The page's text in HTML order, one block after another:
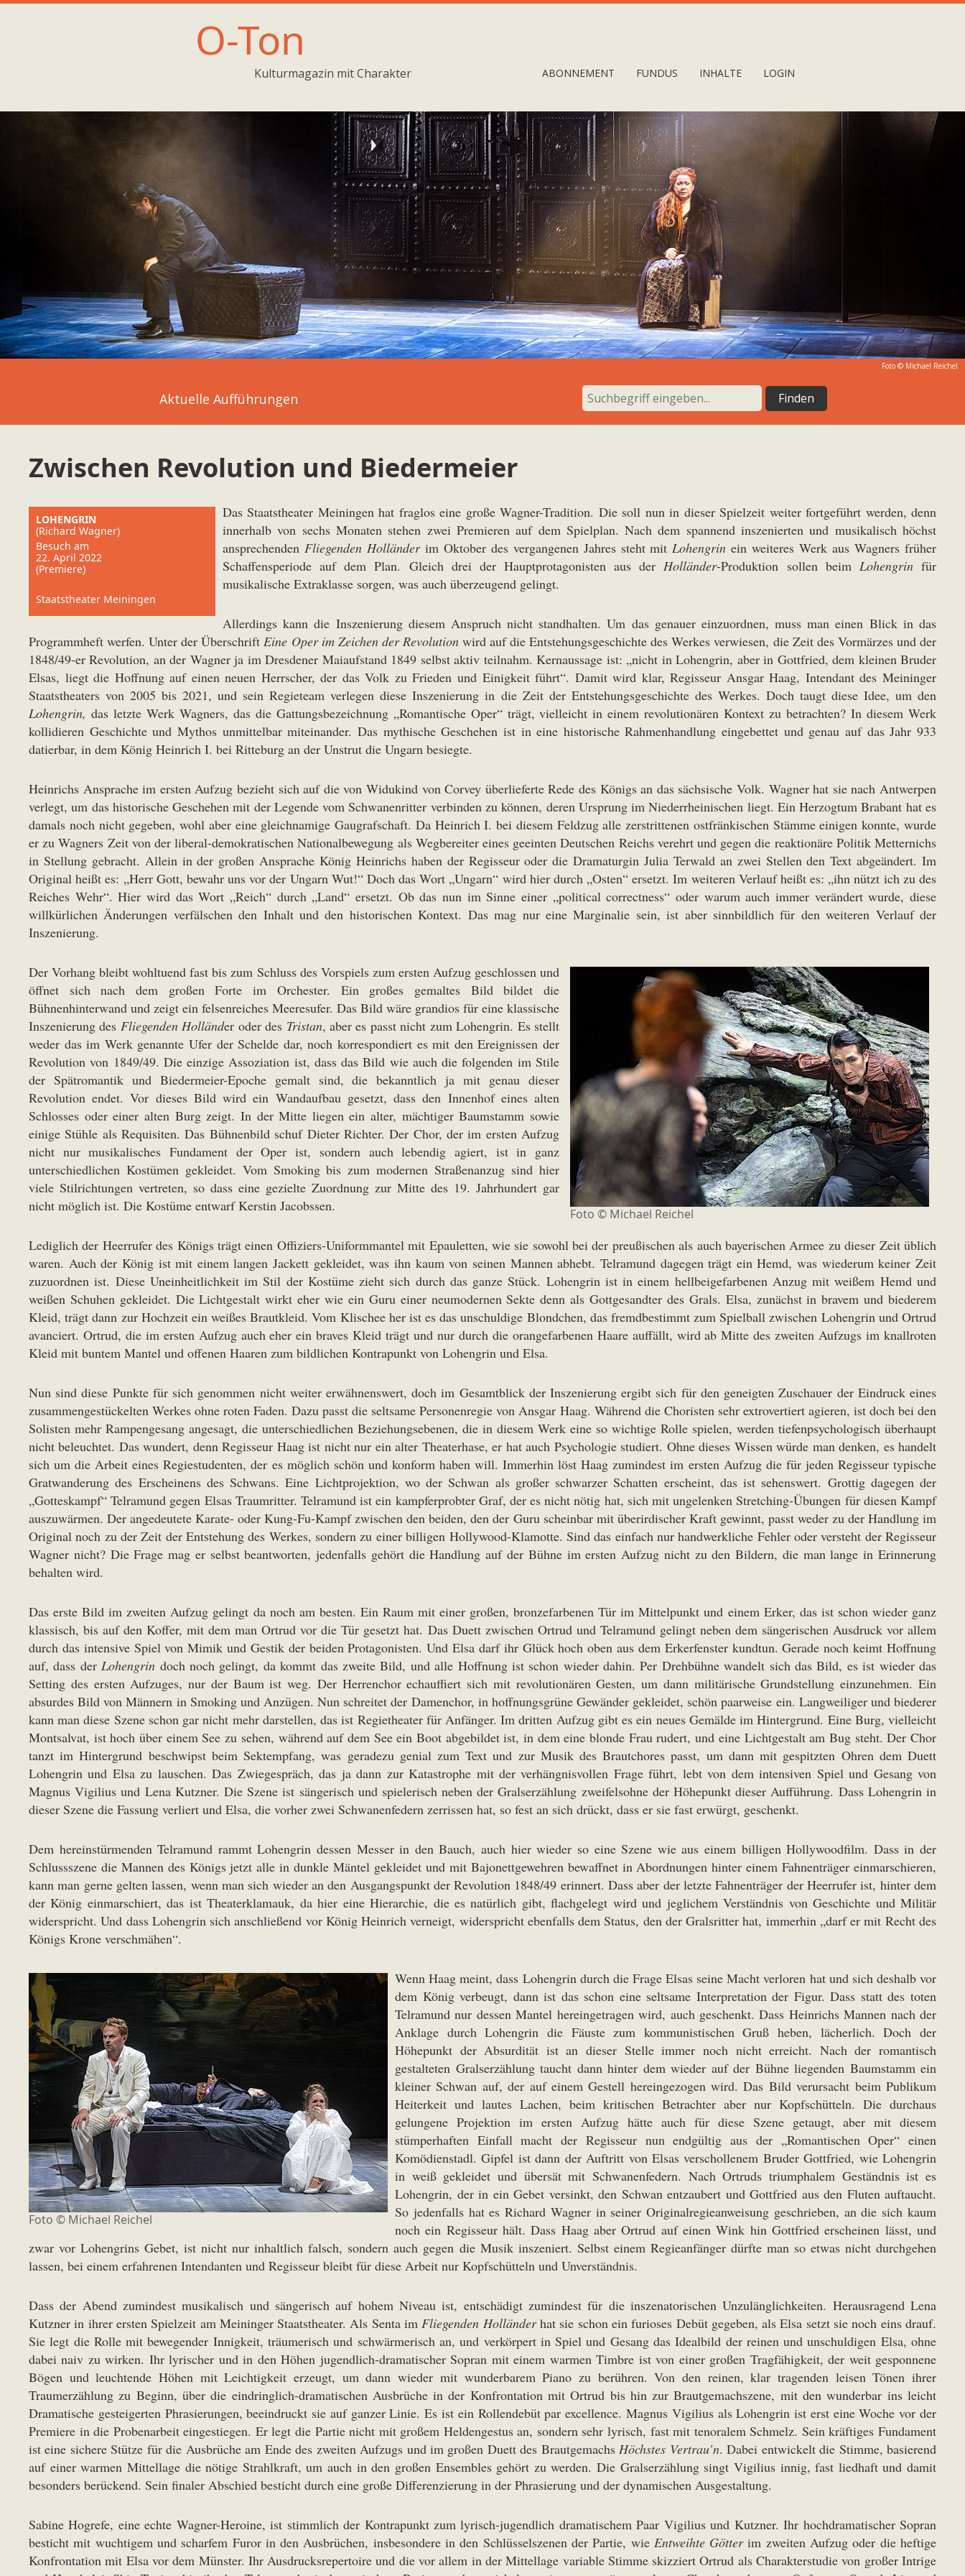
O-Ton
Kulturmagazin mit Charakter ABONNEMENT FUNDUS INHALTE LOGIN
Foto © Michael Reichel
Aktuelle Aufführungen
Zwischen Revolution und Biedermeier
LOHENGRIN
(Richard Wagner)
Besuch am
22. April 2022
(Premiere)
Staatstheater Meiningen
Das Staatstheater Meiningen hat fraglos eine große Wagner-Tradition. Die soll nun in dieser Spielzeit weiter fortgeführt werden, denn
innerhalb von sechs Monaten stehen zwei Premieren auf dem Spielplan. Nach dem spannend inszenierten und musikalisch höchst
ansprechenden Fliegenden Holländerim Oktober des vergangenen Jahres steht mitLohengrin ein weiteres Werk aus Wagners früher
Schaffensperiode auf dem Plan. Gleich drei der Hauptprotagonisten aus derHolländer-Produktion sollen beim Lohengrinfür
musikalische Extraklasse sorgen, was auch überzeugend gelingt.
Allerdings kann die Inszenierung diesem Anspruch nicht standhalten. Um das genauer einzuordnen, muss man einen Blick in das
Programmheft werfen. Unter der ÜberschriftEine Oper im Zeichen der Revolutionwird auf die Entstehungsgeschichte des Werkes verwiesen, die Zeit des Vormärzes und der
1848/49-er Revolution, an der Wagner ja im Dresdener Maiaufstand 1849 selbst aktiv teilnahm. Kernaussage ist: „nicht in Lohengrin, aber in Gottfried, dem kleinen Bruder
Elsas, liegt die Hoffnung auf einen neuen Herrscher, der das Volk zu Frieden und Einigkeit führt“. Damit wird klar, Regisseur Ansgar Haag, Intendant des Meininger
Staatstheaters von 2005 bis 2021, und sein Regieteam verlegen diese Inszenierung in die Zeit der Entstehungsgeschichte des Werkes. Doch taugt diese Idee, um den
Lohengrin, das letzte Werk Wagners, das die Gattungsbezeichnung „Romantische Oper“ trägt, vielleicht in einem revolutionären Kontext zu betrachten? In diesem Werk
kollidieren Geschichte und Mythos unmittelbar miteinander. Das mythische Geschehen ist in eine historische Rahmenhandlung eingebettet und genau auf das Jahr 933
datierbar, in dem König Heinrich I. bei Ritteburg an der Unstrut die Ungarn besiegte.
Heinrichs Ansprache im ersten Aufzug bezieht sich auf die von Widukind von Corvey überlieferte Rede des Königs an das sächsische Volk. Wagner hat sie nach Antwerpen
verlegt, um das historische Geschehen mit der Legende vom Schwanenritter verbinden zu können, deren Ursprung im Niederrheinischen liegt. Ein Herzogtum Brabant hat es
damals noch nicht gegeben, wohl aber eine gleichnamige Gaugrafschaft. Da Heinrich I. bei diesem Feldzug alle zerstrittenen ostfränkischen Stämme einigen konnte, wurde
er zu Wagners Zeit von der liberal-demokratischen Nationalbewegung als Wegbereiter eines geeinten Deutschen Reichs verehrt und gegen die reaktionäre Politik Metternichs
in Stellung gebracht. Allein in der großen Ansprache König Heinrichs haben der Regisseur oder die Dramaturgin Julia Terwald an zwei Stellen den Text abgeändert. Im
Original heißt es: „Herr Gott, bewahr uns vor der Ungarn Wut!“ Doch das Wort „Ungarn“ wird hier durch „Osten“ ersetzt. Im weiteren Verlauf heißt es: „ihn nützt ich zu des
Reiches Wehr“. Hier wird das Wort „Reich“ durch „Land“ ersetzt. Ob das nun im Sinne einer „political correctness“ oder warum auch immer verändert wurde, diese
willkürlichen Änderungen verfälschen den Inhalt und den historischen Kontext. Das mag nur eine Marginalie sein, ist aber sinnbildlich für den weiteren Verlauf der
Inszenierung.
Foto © Michael Reichel
Der Vorhang bleibt wohltuend fast bis zum Schluss des Vorspiels zum ersten Aufzug geschlossen und
öffnet sich nach dem großen Forte im Orchester. Ein großes gemaltes Bild bildet die
Bühnenhinterwand und zeigt ein felsenreiches Meeresufer. Das Bild wäre grandios für eine klassische
Inszenierung des Fliegenden Holländer oder des Tristan, aber es passt nicht zum Lohengrin. Es stellt
weder das im Werk genannte Ufer der Schelde dar, noch korrespondiert es mit den Ereignissen der
Revolution von 1849/49. Die einzige Assoziation ist, dass das Bild wie auch die folgenden im Stile
der Spätromantik und Biedermeier-Epoche gemalt sind, die bekanntlich ja mit genau dieser
Revolution endet. Vor dieses Bild wird ein Wandaufbau gesetzt, dass den Innenhof eines alten
Schlosses oder einer alten Burg zeigt. In der Mitte liegen ein alter, mächtiger Baumstamm sowie
einige Stühle als Requisiten. Das Bühnenbild schuf Dieter Richter. Der Chor, der im ersten Aufzug
nicht nur musikalisches Fundament der Oper ist, sondern auch lebendig agiert, ist in ganz
unterschiedlichen Kostümen gekleidet. Vom Smoking bis zum modernen Straßenanzug sind hier
viele Stilrichtungen vertreten, so dass eine gezielte Zuordnung zur Mitte des 19. Jahrhundert gar
nicht möglich ist. Die Kostüme entwarf Kerstin Jacobssen.
Lediglich der Heerrufer des Königs trägt einen Offiziers-Uniformmantel mit Epauletten, wie sie sowohl bei der preußischen als auch bayerischen Armee zu dieser Zeit üblich
waren. Auch der König ist mit einem langen Jackett gekleidet, was ihn kaum von seinen Mannen abhebt. Telramund dagegen trägt ein Hemd, was wiederum keiner Zeit
zuzuordnen ist. Diese Uneinheitlichkeit im Stil der Kostüme zieht sich durch das ganze Stück. Lohengrin ist in einem hellbeigefarbenen Anzug mit weißem Hemd und
weißen Schuhen gekleidet. Die Lichtgestalt wirkt eher wie ein Guru einer neumodernen Sekte denn als Gottgesandter des Grals. Elsa, zunächst in bravem und biederem
Kleid, trägt dann zur Hochzeit ein weißes Brautkleid. Vom Klischee her ist es das unschuldige Blondchen, das fremdbestimmt zum Spielball zwischen Lohengrin und Ortrud
avanciert. Ortrud, die im ersten Aufzug auch eher ein braves Kleid trägt und nur durch die orangefarbenen Haare auffällt, wird ab Mitte des zweiten Aufzugs im knallroten
Kleid mit buntem Mantel und offenen Haaren zum bildlichen Kontrapunkt von Lohengrin und Elsa.
Nun sind diese Punkte für sich genommen nicht weiter erwähnenswert, doch im Gesamtblick der Inszenierung ergibt sich für den geneigten Zuschauer der Eindruck eines
zusammengestückelten Werkes ohne roten Faden. Dazu passt die seltsame Personenregie von Ansgar Haag. Während die Choristen sehr extrovertiert agieren, ist doch bei den
Solisten mehr Rampengesang angesagt, die unterschiedlichen Beziehungsebenen, die in diesem Werk eine so wichtige Rolle spielen, werden tiefenpsychologisch überhaupt
nicht beleuchtet. Das wundert, denn Regisseur Haag ist nicht nur ein alter Theaterhase, er hat auch Psychologie studiert. Ohne dieses Wissen würde man denken, es handelt
sich um die Arbeit eines Regiestudenten, der es möglich schön und konform haben will. Immerhin löst Haag zumindest im ersten Aufzug die für jeden Regisseur typische
Gratwanderung des Erscheinens des Schwans. Eine Lichtprojektion, wo der Schwan als großer schwarzer Schatten erscheint, das ist sehenswert. Grottig dagegen der
„Gotteskampf“ Telramund gegen Elsas Traumritter. Telramund ist ein kampferprobter Graf, der es nicht nötig hat, sich mit ungelenken Stretching-Übungen für diesen Kampf
auszuwärmen. Der angedeutete Karate- oder Kung-Fu-Kampf zwischen den beiden, den der Guru scheinbar mit überirdischer Kraft gewinnt, passt weder zu der Handlung im
Original noch zu der Zeit der Entstehung des Werkes, sondern zu einer billigen Hollywood-Klamotte. Sind das einfach nur handwerkliche Fehler oder versteht der Regisseur
Wagner nicht? Die Frage mag er selbst beantworten, jedenfalls gehört die Handlung auf der Bühne im ersten Aufzug nicht zu den Bildern, die man lange in Erinnerung
behalten wird.
Das erste Bild im zweiten Aufzug gelingt da noch am besten. Ein Raum mit einer großen, bronzefarbenen Tür im Mittelpunkt und einem Erker, das ist schon wieder ganz
klassisch, bis auf den Koffer, mit dem man Ortrud vor die Tür gesetzt hat. Das Duett zwischen Ortrud und Telramund gelingt neben dem sängerischen Ausdruck vor allem
durch das intensive Spiel von Mimik und Gestik der beiden Protagonisten. Und Elsa darf ihr Glück hoch oben aus dem Erkerfenster kundtun. Gerade noch keimt Hoffnung
auf, dass derLohengrin doch noch gelingt, da kommt das zweite Bild, und alle Hoffnung ist schon wieder dahin. Per Drehbühne wandelt sich das Bild, es ist wieder das
Setting des ersten Aufzuges, nur der Baum ist weg. Der Herrenchor echauffiert sich mit revolutionären Gesten, um dann militärische Grundstellung einzunehmen. Ein
absurdes Bild von Männern in Smoking und Anzügen. Nun schreitet der Damenchor, in hoffnungsgrüne Gewänder gekleidet, schön paarweise ein. Langweiliger und biederer
kann man diese Szene schon gar nicht mehr darstellen, das ist Regietheater für Anfänger. Im dritten Aufzug gibt es ein neues Gemälde im Hintergrund. Eine Burg, vielleicht
Montsalvat, ist hoch über einem See zu sehen, während auf dem See ein Boot abgebildet ist, in dem eine blonde Frau rudert, und eine Lichtgestalt am Bug steht. Der Chor
tanzt im Hintergrund beschwipst beim Sektempfang, was geradezu genial zum Text und zur Musik des Brautchores passt, um dann mit gespitzten Ohren dem Duett
Lohengrin und Elsa zu lauschen. Das Zwiegespräch, das ja dann zur Katastrophe mit der verhängnisvollen Frage führt, lebt von dem intensiven Spiel und Gesang von
Magnus Vigilius und Lena Kutzner. Die Szene ist sängerisch und spielerisch neben der Gralserzählung zweifelsohne der Höhepunkt dieser Aufführung. Dass Lohengrin in
dieser Szene die Fassung verliert und Elsa, die vorher zwei Schwanenfedern zerrissen hat, so fest an sich drückt, dass er sie fast erwürgt, geschenkt.
Dem hereinstürmenden Telramund rammt Lohengrin dessen Messer in den Bauch, auch hier wieder so eine Szene wie aus einem billigen Hollywoodfilm. Dass in der
Schlussszene die Mannen des Königs jetzt alle in dunkle Mäntel gekleidet und mit Bajonettgewehren bewaffnet in Abordnungen hinter einem Fahnenträger einmarschieren,
kann man gerne gelten lassen, wenn man sich wieder an den Ausgangspunkt der Revolution 1848/49 erinnert. Dass aber der letzte Fahnenträger der Heerrufer ist, hinter dem
der König einmarschiert, das ist Theaterklamauk, da hier eine Hierarchie, die es natürlich gibt, flachgelegt wird und jeglichem Verständnis von Geschichte und Militär
widerspricht. Und dass Lohengrin sich anschließend vor König Heinrich verneigt, widerspricht ebenfalls dem Status, den der Gralsritter hat, immerhin „darf er mit Recht des
Königs Krone verschmähen“.
Foto © Michael Reichel
Wenn Haag meint, dass Lohengrin durch die Frage Elsas seine Macht verloren hat und sich deshalb vor
dem König verbeugt, dann ist das schon eine seltsame Interpretation der Figur. Dass statt des toten
Telramund nur dessen Mantel hereingetragen wird, auch geschenkt. Dass Heinrichs Mannen nach der
Anklage durch Lohengrin die Fäuste zum kommunistischen Gruß heben, lächerlich. Doch der
Höhepunkt der Absurdität ist an dieser Stelle immer noch nicht erreicht. Nach der romantisch
gestalteten Gralserzählung taucht dann hinter dem wieder auf der Bühne liegenden Baumstamm ein
kleiner Schwan auf, der auf einem Gestell hereingezogen wird. Das Bild verursacht beim Publikum
Heiterkeit und lautes Lachen, beim kritischen Betrachter aber nur Kopfschütteln. Die durchaus
gelungene Projektion im ersten Aufzug hätte auch für diese Szene getaugt, aber mit diesem
stümperhaften Einfall macht der Regisseur nun endgültig aus der „Romantischen Oper“ einen
Komödienstadl. Gipfel ist dann der Auftritt von Elsas verschollenem Bruder Gottfried, wie Lohengrin
in weiß gekleidet und übersät mit Schwanenfedern. Nach Ortruds triumphalem Geständnis ist es
Lohengrin, der in ein Gebet versinkt, den Schwan entzaubert und Gottfried aus den Fluten auftaucht.
So jedenfalls hat es Richard Wagner in seiner Originalregieanweisung geschrieben, an die sich kaum
noch ein Regisseur hält. Dass Haag aber Ortrud auf einen Wink hin Gottfried erscheinen lässt, und
zwar vor Lohengrins Gebet, ist nicht nur inhaltlich falsch, sondern auch gegen die Musik inszeniert. Selbst einem Regieanfänger dürfte man so etwas nicht durchgehen
lassen, bei einem erfahrenen Intendanten und Regisseur bleibt für diese Arbeit nur Kopfschütteln und Unverständnis.
Dass der Abend zumindest musikalisch und sängerisch auf hohem Niveau ist, entschädigt zumindest für die inszenatorischen Unzulänglichkeiten. Herausragend Lena
Kutzner in ihrer ersten Spielzeit am Meininger Staatstheater. Als Senta imFliegenden Holländerhat sie schon ein furioses Debüt gegeben, als Elsa setzt sie noch eins drauf.
Sie legt die Rolle mit bewegender Innigkeit, träumerisch und schwärmerisch an, und verkörpert in Spiel und Gesang das Idealbild der reinen und unschuldigen Elsa, ohne
dabei naiv zu wirken. Ihr lyrischer und in den Höhen jugendlich-dramatischer Sopran mit einem warmen Timbre ist von einer großen Tragfähigkeit, der weit gesponnene
Bögen und leuchtende Höhen mit Leichtigkeit erzeugt, um dann wieder mit wunderbarem Piano zu berühren. Von den reinen, klar tragenden leisen Tönen ihrer
Traumerzählung zu Beginn, über die eindringlich-dramatischen Ausbrüche in der Konfrontation mit Ortrud bis hin zur Brautgemachszene, mit den wunderbar ins leicht
Dramatische gesteigerten Phrasierungen, beeindruckt sie auf ganzer Linie. Es ist ein Rollendebüt par excellence. Magnus Vigilius als Lohengrin ist erst eine Woche vor der
Premiere in die Probenarbeit eingestiegen. Er legt die Partie nicht mit großem Heldengestus an, sondern sehr lyrisch, fast mit tenoralem Schmelz. Sein kräftiges Fundament
ist eine sichere Stütze für die Ausbrüche am Ende des zweiten Aufzugs und im großen Duett des BrautgemachsHöchstes Vertrau’n. Dabei entwickelt die Stimme, basierend
auf einer warmen Mittellage die nötige Strahlkraft, um auch in den großen Ensembles gehört zu werden. Die Gralserzählung singt Vigilius innig, fast liedhaft und damit
besonders berückend. Sein finaler Abschied besticht durch eine große Differenzierung in der Phrasierung und der dynamischen Ausgestaltung.
Sabine Hogrefe, eine echte Wagner-Heroine, ist stimmlich der Kontrapunkt zum lyrisch-jugendlich dramatischem Paar Vigilius und Kutzner. Ihr hochdramatischer Sopran
besticht mit wuchtigem und scharfem Furor in den Ausbrüchen, insbesondere in den Schlüsselszenen der Partie, wie Entweihte Götterim zweiten Aufzug oder die heftige
Konfrontation mit Elsa vor dem Münster. Ihr Ausdrucksrepertoire und die vor allem in der Mittellage variable Stimme skizziert Ortrud als Charakterstudie von großer Intrige